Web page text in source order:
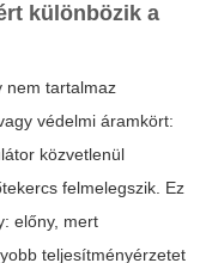
különbözik a
nem tartalmaz
védelmi áramkört:
közvetlenül
felmelegszik. Ez
előny, mert
teljesítményérzetet